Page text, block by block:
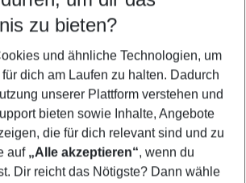
5-8 Nächte
Keine Kinder
Filter anzeigen
zu bieten?
und ähnliche Technologien, um
dich am Laufen zu halten. Dadurch
unserer Plattform verstehen und
bieten sowie Inhalte, Angebote
die für dich relevant sind und zu
auf „Alle akzeptieren“, wenn du
Dir reicht das Nötigste? Dann wähle